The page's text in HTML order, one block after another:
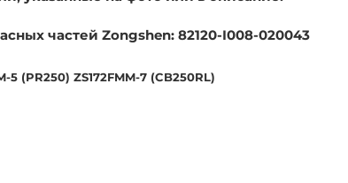
частей Zongshen: 82120-I008-020043
(PR250) ZS172FMM-7 (CB250RL)